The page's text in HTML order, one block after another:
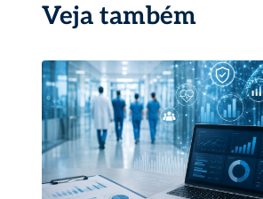
Veja também